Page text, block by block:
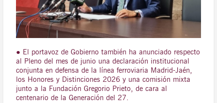
● El portavoz de Gobierno también ha anunciado respecto
al Pleno del mes de junio una declaración institucional
conjunta en defensa de la línea ferroviaria Madrid-Jaén,
los Honores y Distinciones 2026 y una comisión mixta
junto a la Fundación Gregorio Prieto, de cara al
centenario de la Generación del 27.